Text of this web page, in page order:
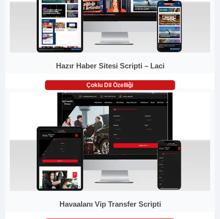
Hazır Haber Sitesi Scripti – Laci
Çoklu Dil Özelliği
Havaalanı Vip Transfer Scripti